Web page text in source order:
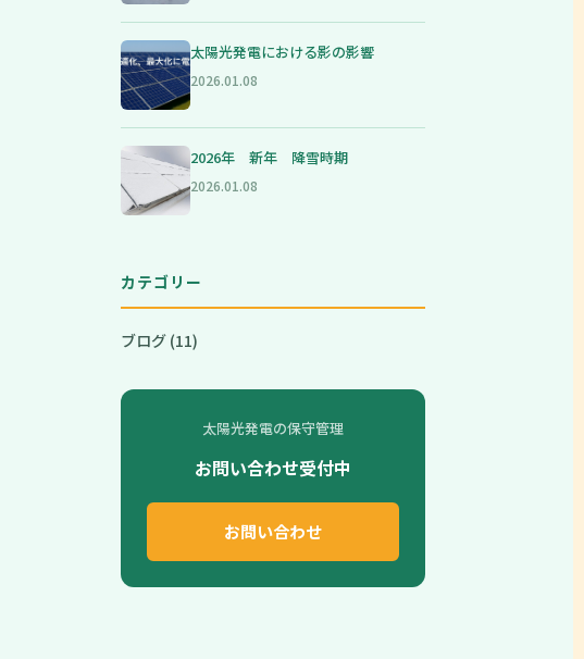
太陽光発電における影の影響
2026.01.08
2026年 新年 降雪時期
2026.01.08
カテゴリー
ブログ (11)
太陽光発電の保守管理
お問い合わせ受付中
お問い合わせ